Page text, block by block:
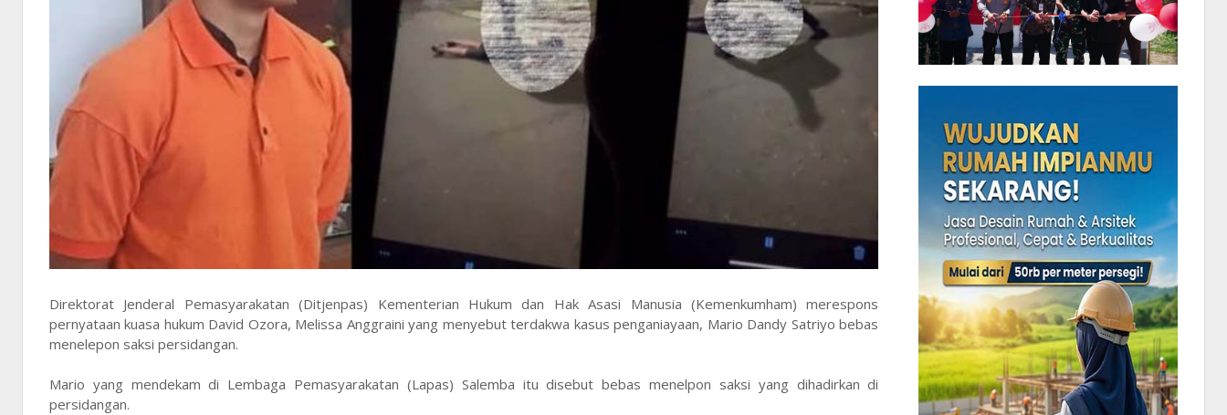
Direktorat Jenderal Pemasyarakatan (Ditjenpas) Kementerian Hukum dan Hak Asasi Manusia (Kemenkumham) merespons
pernyataan kuasa hukum David Ozora, Melissa Anggraini yang menyebut terdakwa kasus penganiayaan, Mario Dandy Satriyo bebas
menelepon saksi persidangan.
Mario yang mendekam di Lembaga Pemasyarakatan (Lapas) Salemba itu disebut bebas menelpon saksi yang dihadirkan di
persidangan.